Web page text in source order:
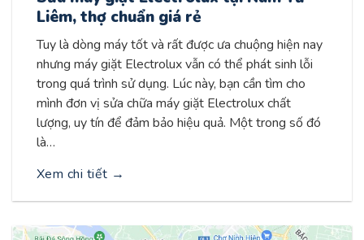
Liêm, thợ chuẩn giá rẻ
Tuy là dòng máy tốt và rất được ưa chuộng hiện nay
nhưng máy giặt Electrolux vẫn có thể phát sinh lỗi
trong quá trình sử dụng. Lúc này, bạn cần tìm cho
mình đơn vị sửa chữa máy giặt Electrolux chất
lượng, uy tín để đảm bảo hiệu quả. Một trong số đó
là…
Xem chi tiết →